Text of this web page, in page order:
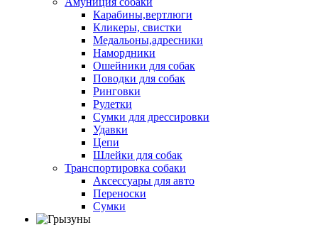
Карабины,вертлюги
Кликеры, свистки
Медальоны,адресники
Намордники
Ошейники для собак
Поводки для собак
Ринговки
Рулетки
Сумки для дрессировки
Удавки
Цепи
Шлейки для собак
Транспортировка собаки
Аксессуары для авто
Переноски
Сумки